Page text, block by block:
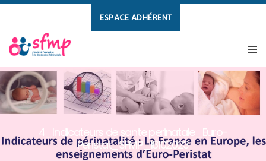
ESPACE ADHÉRENT
4_Indicateurs de sante perinatale_Euro-
Peristat_SFMP_18102023